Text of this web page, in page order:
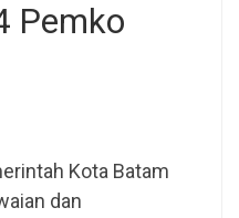
Pemko
Kota Batam
dan